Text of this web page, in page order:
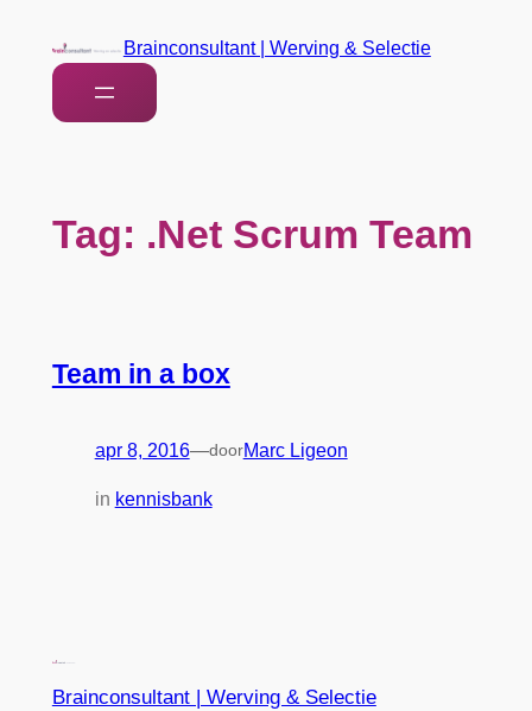
Brainconsultant | Werving & Selectie
Tag: .Net Scrum Team
Team in a box
apr 8, 2016—doorMarc Ligeon
in kennisbank
Brainconsultant | Werving & Selectie